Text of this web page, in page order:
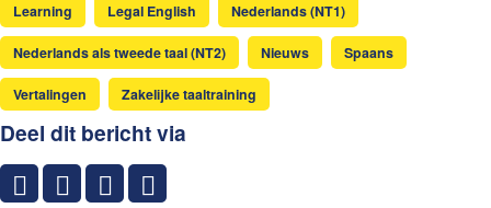
Learning Legal English Nederlands (NT1)
Nederlands als tweede taal (NT2) Nieuws Spaans
Vertalingen Zakelijke taaltraining
Deel dit bericht via